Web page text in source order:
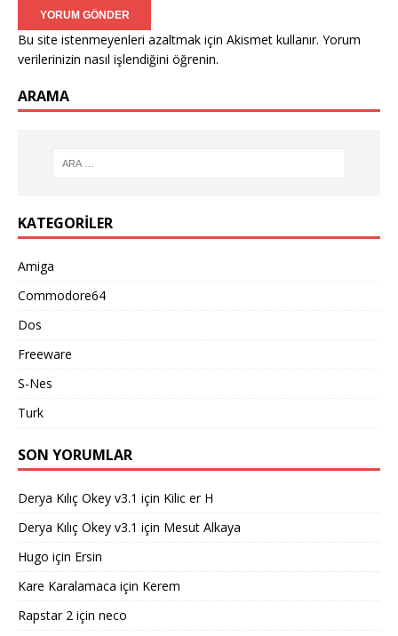
Bu site istenmeyenleri azaltmak için Akismet kullanır. Yorum
verilerinizin nasıl işlendiğini öğrenin.
ARAMA
KATEGORILER
Amiga
Commodore64
Dos
Freeware
S-Nes
Turk
SON YORUMLAR
Derya Kılıç Okey v3.1 için Kilic er H
Derya Kılıç Okey v3.1 için Mesut Alkaya
Hugo için Ersin
Kare Karalamaca için Kerem
Rapstar 2 için neco